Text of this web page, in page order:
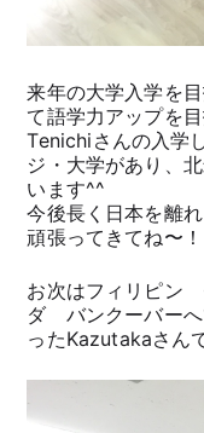
来年の大学入学を
て語学力アップを
Tenichiさんの入学
ジ・大学があり、
います^^
今後長く日本を離
頑張ってきてね〜！
お次はフィリピン
ダ バンクーバーへ
ったKazutakaさん